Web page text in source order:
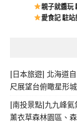
親子就醬玩
愛食記 駐站
[日本旅遊] 北海道
尺展望台俯瞰星形
[南投景點]九九峰氦
薰衣草森林園區、